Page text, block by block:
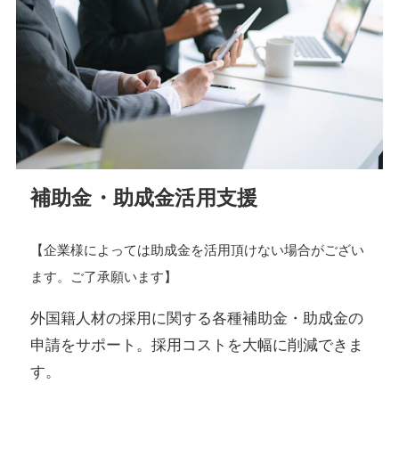
補助金・助成金活用支援
【企業様によっては助成金を活用頂けない場合がござい
ます。ご了承願います】
外国籍人材の採用に関する各種補助金・助成金の
申請をサポート。採用コストを大幅に削減できま
す。